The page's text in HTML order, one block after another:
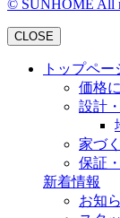
© SUNHOME All
CLOSE
トップペー
価格
設計
家づ
保証
新着情報
お知